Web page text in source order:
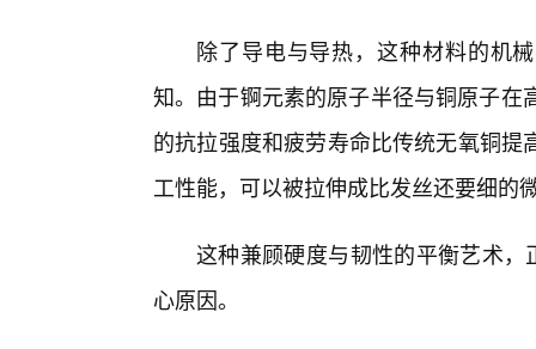
除了导电与导热，这种材料的机
知。由于锕元素的原子半径与铜原子
的抗拉强度和疲劳寿命比传统无氧铜
工性能，可以被拉伸成比发丝还要细的
这种兼顾硬度与韧性的平衡艺术，
心原因。